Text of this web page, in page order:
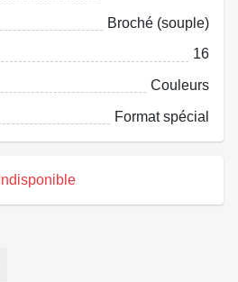
Broché (souple)
16
Couleurs
Format spécial
Indisponible